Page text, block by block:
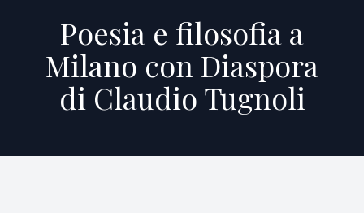
Poesia e filosofia a
Milano con Diaspora
di Claudio Tugnoli